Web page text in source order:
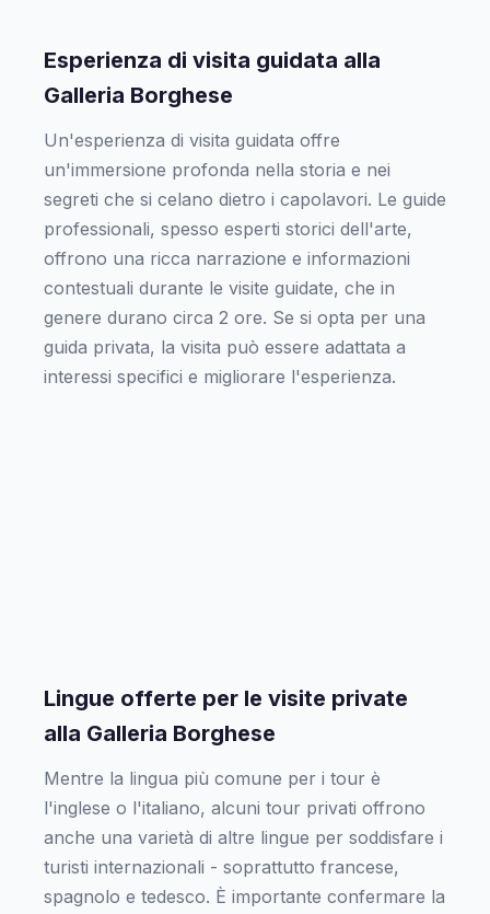
Esperienza di visita guidata alla
Galleria Borghese
Un'esperienza di visita guidata offre
un'immersione profonda nella storia e nei
segreti che si celano dietro i capolavori. Le guide
professionali, spesso esperti storici dell'arte,
offrono una ricca narrazione e informazioni
contestuali durante le visite guidate, che in
genere durano circa 2 ore. Se si opta per una
guida privata, la visita può essere adattata a
interessi specifici e migliorare l'esperienza.
Lingue offerte per le visite private
alla Galleria Borghese
Mentre la lingua più comune per i tour è
l'inglese o l'italiano, alcuni tour privati offrono
anche una varietà di altre lingue per soddisfare i
turisti internazionali - soprattutto francese,
spagnolo e tedesco. È importante confermare la